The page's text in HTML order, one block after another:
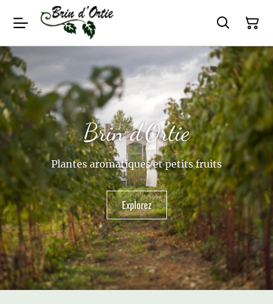
Brin d'Ortie
Plantes aromatiques et petits fruits
Explorez